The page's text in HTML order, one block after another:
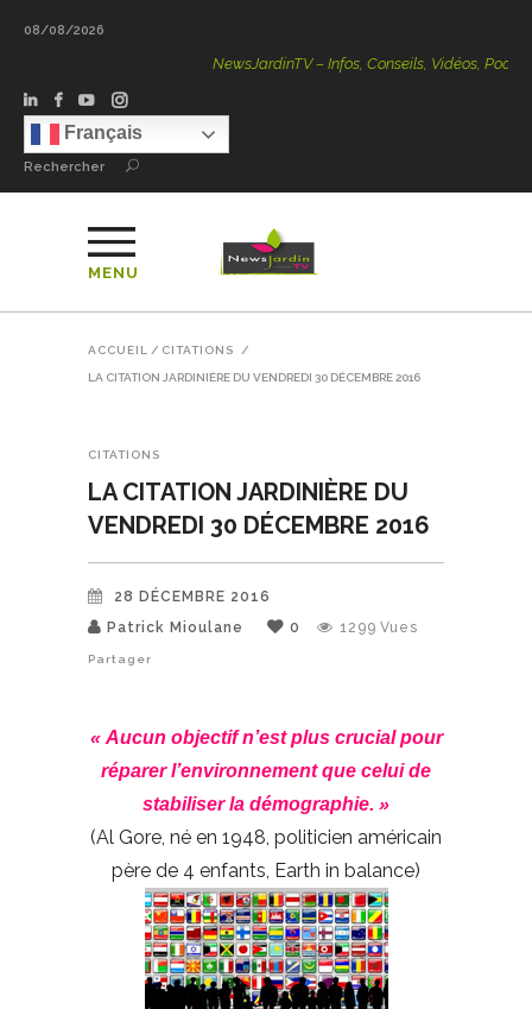
08/08/2026
NewsJardinTV – Infos, Conseils, Vidéos, Podcasts –
Français
Rechercher
MENU
ACCUEIL / CITATIONS /
LA CITATION JARDINIÈRE DU VENDREDI 30 DÉCEMBRE 2016
CITATIONS
LA CITATION JARDINIÈRE DU
VENDREDI 30 DÉCEMBRE 2016
28 DÉCEMBRE 2016
Patrick Mioulane
0 1299 Vues
Partager
« Aucun objectif n’est plus crucial pour
réparer l’environnement que celui de
stabiliser la démographie. »
(Al Gore, né en 1948, politicien américain
père de 4 enfants, Earth in balance)